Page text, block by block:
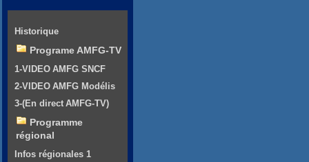
Historique
Programe AMFG-TV
1-VIDEO AMFG SNCF
2-VIDEO AMFG Modélis
3-(En direct AMFG-TV)
Programme
régional
Infos régionales 1